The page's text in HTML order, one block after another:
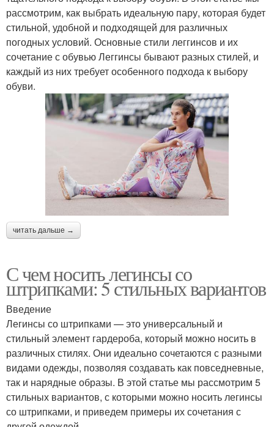
рассмотрим, как выбрать идеальную пару, которая будет
стильной, удобной и подходящей для различных
погодных условий. Основные стили леггинсов и их
сочетание с обувью Леггинсы бывают разных стилей, и
каждый из них требует особенного подхода к выбору
обуви.
читать дальше →
С чем носить легинсы со
штрипками: 5 стильных вариантов
Введение
Легинсы со штрипками — это универсальный и
стильный элемент гардероба, который можно носить в
различных стилях. Они идеально сочетаются с разными
видами одежды, позволяя создавать как повседневные,
так и нарядные образы. В этой статье мы рассмотрим 5
стильных вариантов, с которыми можно носить легинсы
со штрипками, и приведем примеры их сочетания с